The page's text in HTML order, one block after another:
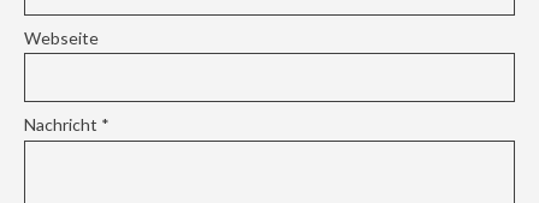
Webseite
Nachricht *